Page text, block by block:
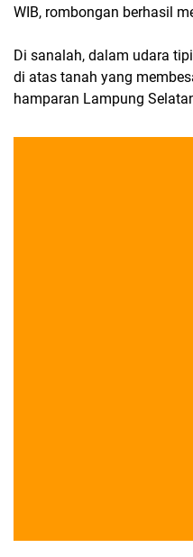
WIB, rombongan berhasil
Di sanalah, dalam udara
di atas tanah yang
hamparan Lampung